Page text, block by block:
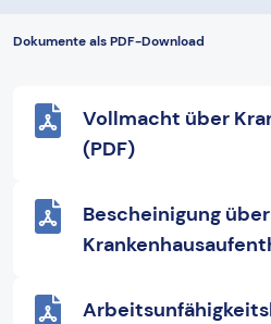
Dokumente als PDF-Download
Vollmacht über
(PDF)
Bescheinigung über